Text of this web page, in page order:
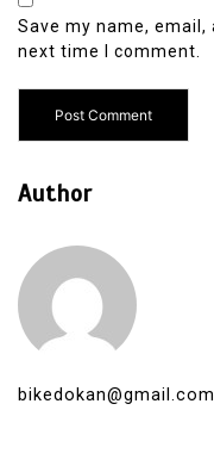
Save my name,
next time I comment.
Author
bikedokan@gmail.com